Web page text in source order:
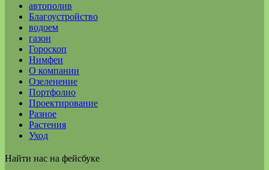
автополив
Благоустройство
водоем
газон
Гороскоп
Нимфеи
О компании
Озеленение
Портфолио
Проектирование
Разное
Растения
Уход
Найти нас на фейсбуке